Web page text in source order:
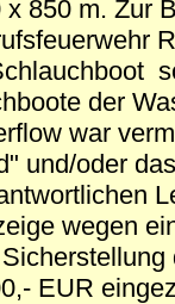
x 850 m. Zur
der
war
und/oder
wegen
EUR